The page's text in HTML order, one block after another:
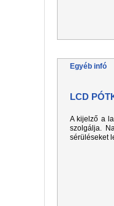
Egyéb infó
LCD
A kijelző a
szolgálja.
sérüléseket